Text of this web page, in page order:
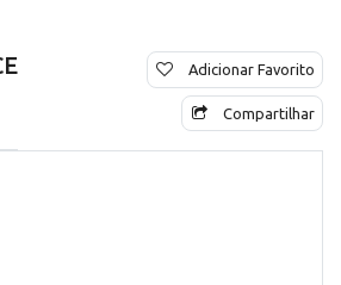
Adicionar Favorito
Compartilhar